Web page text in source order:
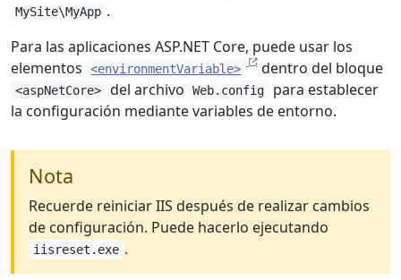
MySite\MyApp .
Para las aplicaciones ASP.NET Core, puede usar los
elementos
<environmentVariable> dentro del bloque
<aspNetCore> del archivo Web.config
para establecer
la configuración mediante variables de entorno.
Nota
Recuerde reiniciar IIS después de realizar cambios
de configuración. Puede hacerlo ejecutando
iisreset.exe .